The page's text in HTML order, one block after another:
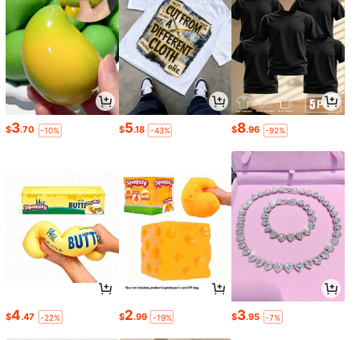
$3.70 -10% $5.18 -43% $8.96 -92%
$4.47 -22% $2.99 -19% $3.95 -7%